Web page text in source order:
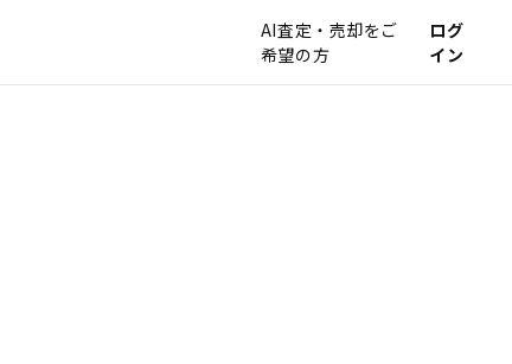
AI査定・売却をご
希望の方
ログ
イン